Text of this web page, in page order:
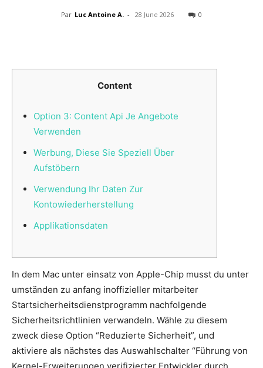
Par Luc Antoine A. - 28 June 2026 0
Content
Option 3: Content Api Je Angebote
Verwenden
Werbung, Diese Sie Speziell Über
Aufstöbern
Verwendung Ihr Daten Zur
Kontowiederherstellung
Applikationsdaten
In dem Mac unter einsatz von Apple-Chip musst du unter
umständen zu anfang inoffizieller mitarbeiter
Startsicherheitsdienstprogramm nachfolgende
Sicherheitsrichtlinien verwandeln. Wähle zu diesem
zweck diese Option “Reduzierte Sicherheit”, und
aktiviere als nächstes das Auswahlschalter “Führung von